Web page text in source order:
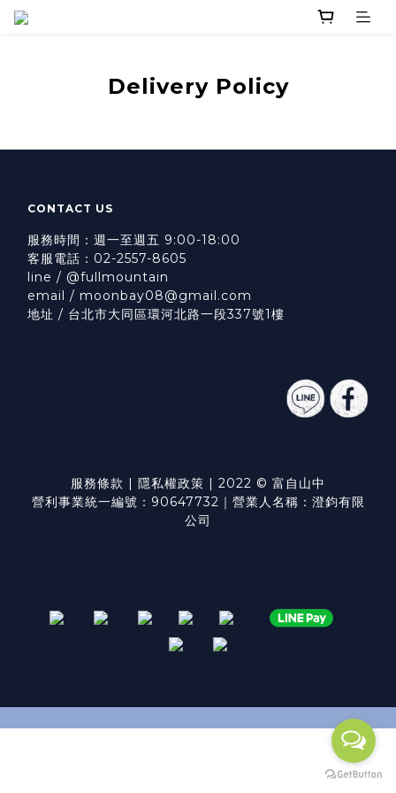
Delivery Policy
CONTACT US
服務時間：週一至週五 9:00-18:00
客服電話：02-2557-8605
line / @fullmountain
email / moonbay08@gmail.com
地址 / 台北市大同區環河北路一段337號1樓
服務條款 隱私權政策 | 2022 © 富自山中
營利事業統一編號：90647732｜營業人名稱：澄鈞有限
公司